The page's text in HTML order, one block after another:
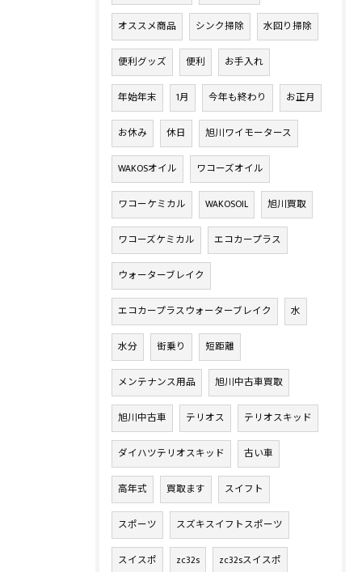
オススメ商品 シンク掃除 水回り掃除
便利グッズ 便利 お手入れ
年始年末 1月 今年も終わり お正月
お休み 休日 旭川ワイモータース
WAKOSオイル ワコーズオイル
ワコーケミカル WAKOSOIL 旭川買取
ワコーズケミカル エコカープラス
ウォーターブレイク
エコカープラスウォーターブレイク 水
水分 街乗り 短距離
メンテナンス用品 旭川中古車買取
旭川中古車 テリオス テリオスキッド
ダイハツテリオスキッド 古い車
高年式 買取ます スイフト
スポーツ スズキスイフトスポーツ
スイスポ zc32s zc32sスイスポ